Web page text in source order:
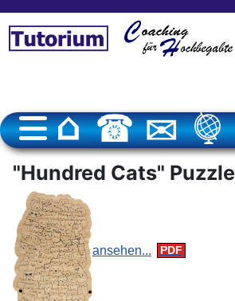
"Hundred Cats" Puzzle
ansehen...